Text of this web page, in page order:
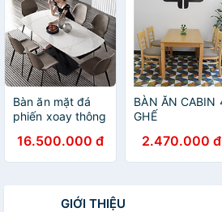
Bàn ăn mặt đá
phiến xoay thông
hợp ghế Nordic
16.500.000 đ
BÀN ĂN CABIN
GHẾ
2.470.000 đ
GIỚI THIỆU